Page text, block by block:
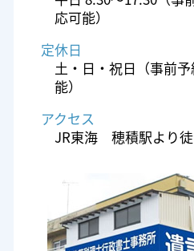
応可能）
定休日
土・日・祝日（事前
能）
アクセス
JR東海 穂積駅より